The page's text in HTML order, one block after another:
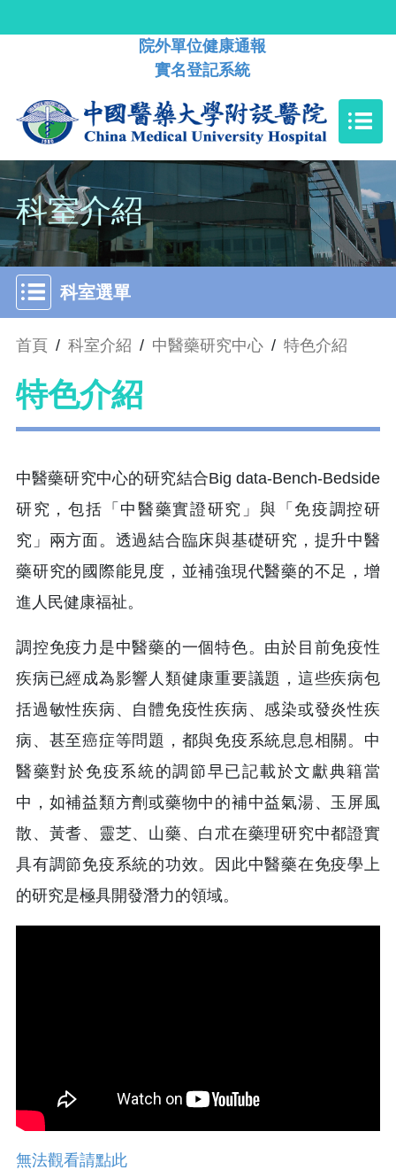
院外單位健康通報
實名登記系統
科室介紹
科室選單
首頁 / 科室介紹 / 中醫藥研究中心 / 特色介紹
特色介紹
中醫藥研究中心的研究結合Big data-Bench-Bedside
研究，包括「中醫藥實證研究」與「免疫調控研
究」兩方面。透過結合臨床與基礎研究，提升中醫
藥研究的國際能見度，並補強現代醫藥的不足，增
進人民健康福祉。
調控免疫力是中醫藥的一個特色。由於目前免疫性
疾病已經成為影響人類健康重要議題，這些疾病包
括過敏性疾病、自體免疫性疾病、感染或發炎性疾
病、甚至癌症等問題，都與免疫系統息息相關。中
醫藥對於免疫系統的調節早已記載於文獻典籍當
中，如補益類方劑或藥物中的補中益氣湯、玉屏風
散、黃耆、靈芝、山藥、白朮在藥理研究中都證實
具有調節免疫系統的功效。因此中醫藥在免疫學上
的研究是極具開發潛力的領域。
無法觀看請點此